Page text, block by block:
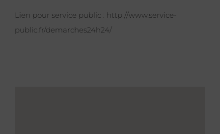
Lien pour service public : http://www.service-
public.fr/demarches24h24/